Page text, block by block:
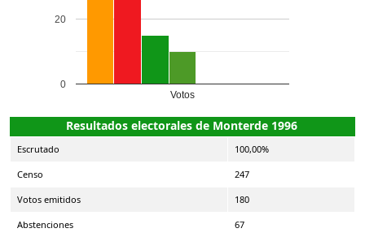
Votos
0
20
Resultados electorales de Monterde 1996
Escrutado 100,00%
Censo 247
Votos emitidos 180
Abstenciones 67